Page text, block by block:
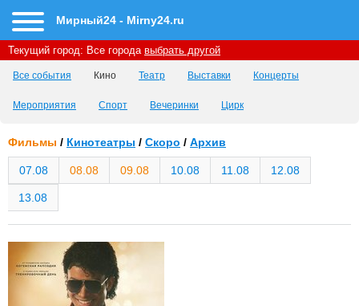
Мирный24 - Mirny24.ru
Текущий город: Все города выбрать другой
Все события Кино Театр Выставки Концерты
Мероприятия Спорт Вечеринки Цирк
Фильмы / Кинотеатры / Скоро / Архив
07.08 08.08 09.08 10.08 11.08 12.08
13.08